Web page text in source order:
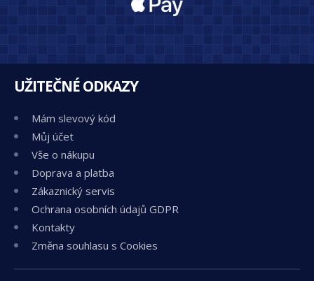
UŽITEČNÉ ODKAZY
Mám slevový kód
Můj účet
Vše o nákupu
Doprava a platba
Zákaznický servis
Ochrana osobních údajů GDPR
Kontakty
Změna souhlasu s Cookies